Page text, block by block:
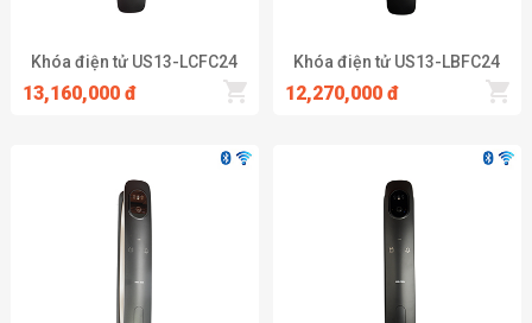
Khóa điện tử US13-LCFC24
13,160,000 đ
Khóa điện tử US13-LBFC24
12,270,000 đ